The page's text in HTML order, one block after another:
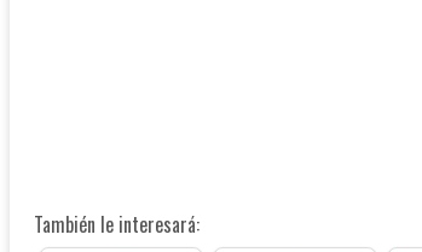
También le interesará: